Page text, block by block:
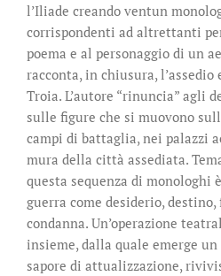
l’Iliade creando ventun
corrispondenti ad altrettanti
poema e al personaggio di un
racconta, in chiusura, l’assedio
Troia. L’autore “rinuncia” agli
sulle figure che si muovono
campi di battaglia, nei palazzi
mura della città assediata.
questa sequenza di monologhi
guerra come desiderio, destino,
condanna. Un’operazione
insieme, dalla quale emerge
sapore di attualizzazione,